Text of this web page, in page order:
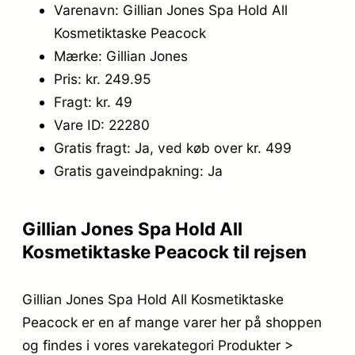
5
.
Varenavn: Gillian Jones Spa Hold All
Kosmetiktaske Peacock
Mærke: Gillian Jones
Pris: kr. 249.95
Fragt: kr. 49
Vare ID: 22280
Gratis fragt: Ja, ved køb over kr. 499
Gratis gaveindpakning: Ja
Gillian Jones Spa Hold All
Kosmetiktaske Peacock til rejsen
Gillian Jones Spa Hold All Kosmetiktaske
Peacock er en af mange varer her på shoppen
og findes i vores varekategori Produkter >